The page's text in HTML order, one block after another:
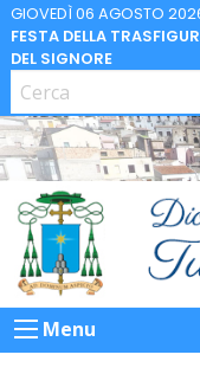
Skip
to
content
GIOVEDÌ 06 AGOSTO
FESTA DELLA
DEL SIGNORE
Menu